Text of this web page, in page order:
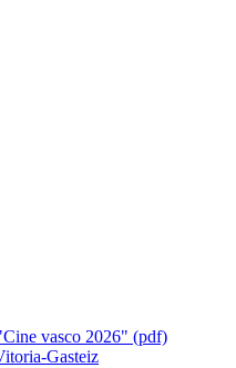
vasco 2026" (pdf)
Gasteiz